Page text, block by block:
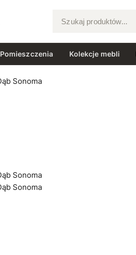
Szukaj produktów...
Pomieszczenia Kolekcje mebli